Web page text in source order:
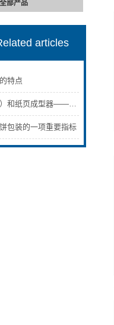
部产品
articles
特点
抄片器（抄片机）和纸页成型器——造纸实验室
包装的一项重要指标